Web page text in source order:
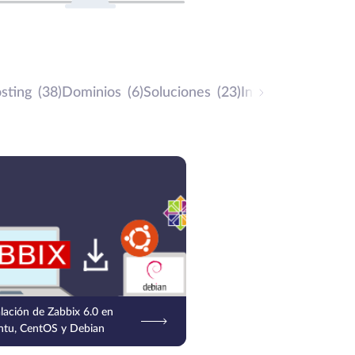
(38) Dominios (6)Soluciones (23) Investigación
de Zabbix 6.0 en
CentOS y Debian